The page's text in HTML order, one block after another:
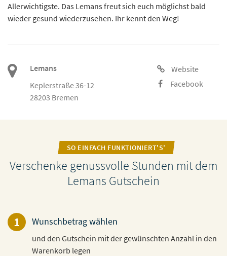
Allerwichtigste. Das Lemans freut sich euch möglichst bald
wieder gesund wiederzusehen. Ihr kennt den Weg!
Lemans
Keplerstraße 36-12
28203 Bremen
Website
Facebook
SO EINFACH FUNKTIONIERT'S'
Verschenke genussvolle Stunden mit dem
Lemans Gutschein
1 Wunschbetrag wählen
und den Gutschein mit der gewünschten Anzahl in den
Warenkorb legen